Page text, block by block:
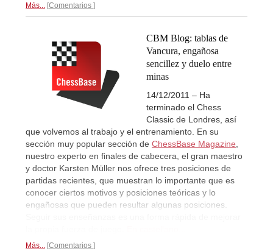
Más... Comentarios
CBM Blog: tablas de
Vancura, engañosa
sencillez y duelo entre
minas
14/12/2011 – Ha
terminado el Chess
Classic de Londres, así
que volvemos al trabajo y el entrenamiento. En su
sección muy popular sección de ChessBase Magazine
nuestro experto en finales de cabecera, el gran maestro
y doctor Karsten Müller nos ofrece tres posiciones de
partidas recientes, que muestran lo importante que es
conocer ciertos motivos y posiciones teóricas y lo
engañosas que pueden resultar algunas posiciones.
Más... Comentarios